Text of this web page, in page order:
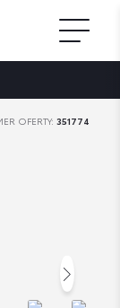
OFERTY:351774